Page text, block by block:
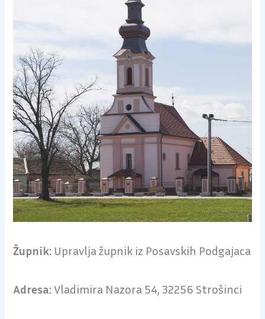
Župnik: Upravlja župnik iz Posavskih Podgajaca
Adresa:Vladimira Nazora 54, 32256 Strošinci